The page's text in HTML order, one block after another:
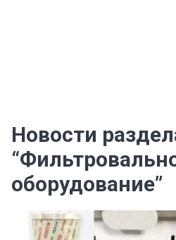
Новости
оборудование”